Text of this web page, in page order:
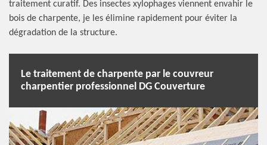
traitement curatif. Des insectes xylophages viennent envahir le
bois de charpente, je les élimine rapidement pour éviter la
dégradation de la structure.
Le traitement de charpente par le couvreur
charpentier professionnel DG Couverture